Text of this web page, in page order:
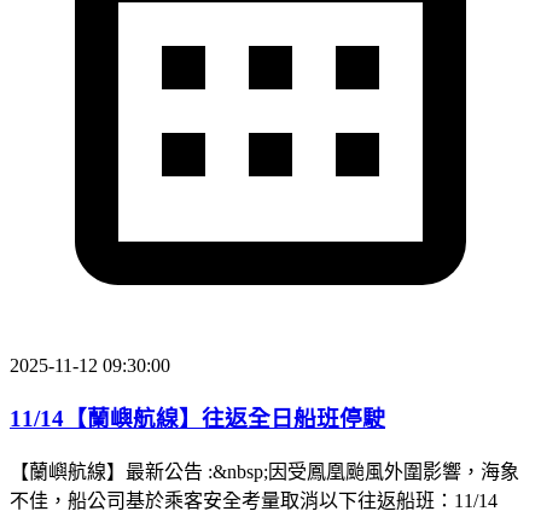
2025-11-12 09:30:00
11/14【蘭嶼航線】往返全日船班停駛
【蘭嶼航線】最新公告 :&nbsp;因受鳳凰颱風外圍影響，海象
不佳，船公司基於乘客安全考量取消以下往返船班：11/14